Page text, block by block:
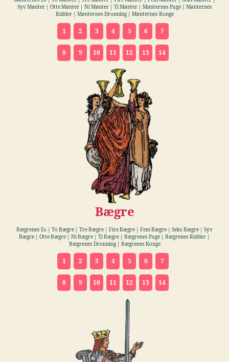
Syv Mønter | Otte Mønter | Ni Mønter | Ti Mønter | Mønternes Page | Mønternes
Ridder | Mønternes Dronning | Mønternes Konge
1 2 3 4 5 6 7
8 9 10 11 12 13 14
Bægre
Bægrenes Es | To Bægre | Tre Bægre | Fire Bægre Fem Bægre
Seks Bægre | Syv
Bægre | Otte Bægre
Ni Bægre | Ti Bægre | Bægrenes Page | Bægrenes Ridder |
Bægrenes Dronning | Bægrenes Konge
1 2 3 4 5 6 7
8 9 10 11 12 13 14